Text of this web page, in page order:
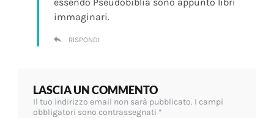
immaginari.
RISPONDI
LASCIA UN COMMENTO
Il tuo indirizzo email non sarà pubblicato. I campi
obbligatori sono contrassegnati *